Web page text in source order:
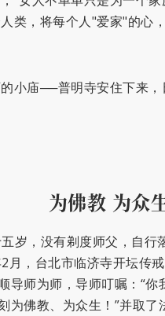
类，将每个人"爱家"的心
小庙──普明寺安住下来，
为佛教 为众
岁，没有剃度师父，自行
月，台北市临济寺开坛传
导师为师，导师叮嘱：“你
为佛教、为众生！”并取了